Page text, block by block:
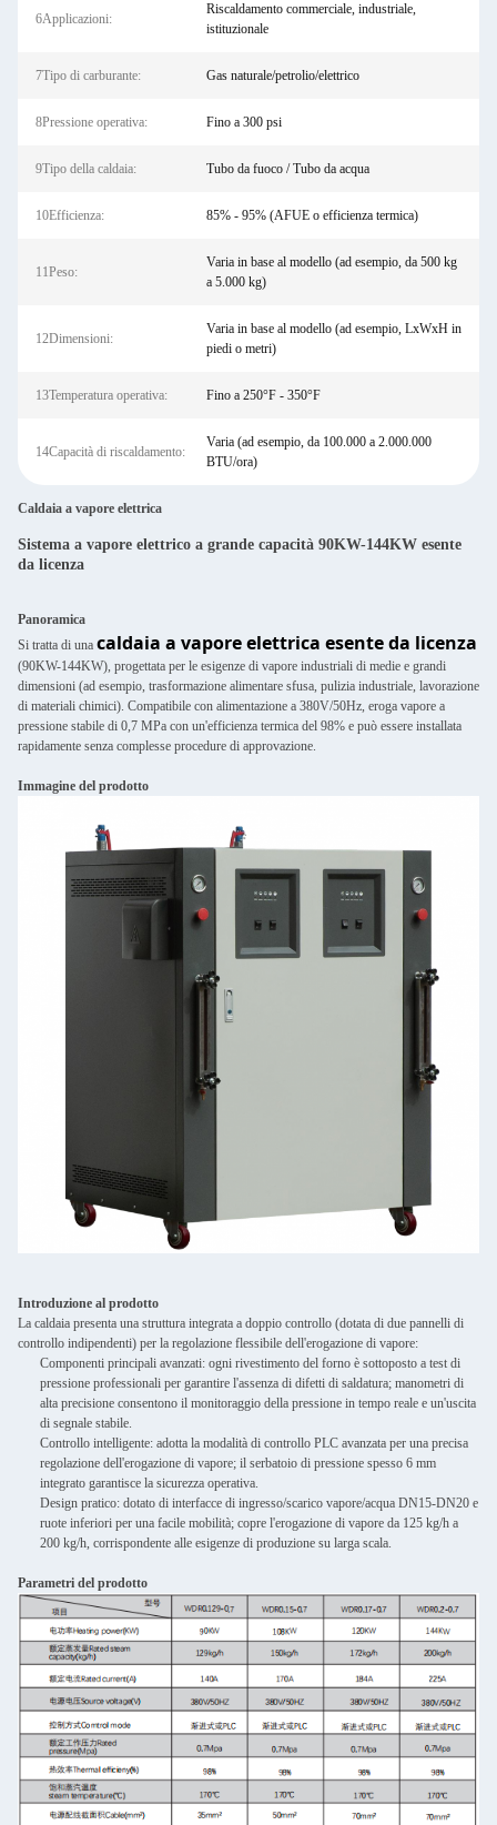
6Applicazioni:
Riscaldamento commerciale, industriale,
istituzionale
7Tipo di carburante: Gas naturale/petrolio/elettrico
8Pressione operativa: Fino a 300 psi
9Tipo della caldaia: Tubo da fuoco / Tubo da acqua
10Efficienza: 85% - 95% (AFUE o efficienza termica)
11Peso:
Varia in base al modello (ad esempio, da 500 kg
a 5.000 kg)
12Dimensioni:
Varia in base al modello (ad esempio, LxWxH in
piedi o metri)
13Temperatura operativa: Fino a 250°F - 350°F
14Capacità di riscaldamento:
Varia (ad esempio, da 100.000 a 2.000.000
BTU/ora)
Caldaia a vapore elettrica
Sistema a vapore elettrico a grande capacità 90KW-144KW esente
da licenza
Panoramica
Si tratta di una caldaia a vapore elettrica esente da licenza
(90KW-144KW), progettata per le esigenze di vapore industriali di medie e grandi
dimensioni (ad esempio, trasformazione alimentare sfusa, pulizia industriale, lavorazione
di materiali chimici). Compatibile con alimentazione a 380V/50Hz, eroga vapore a
pressione stabile di 0,7 MPa con un'efficienza termica del 98% e può essere installata
rapidamente senza complesse procedure di approvazione.
Immagine del prodotto
Introduzione al prodotto
La caldaia presenta una struttura integrata a doppio controllo (dotata di due pannelli di
controllo indipendenti) per la regolazione flessibile dell'erogazione di vapore:
Componenti principali avanzati: ogni rivestimento del forno è sottoposto a test di
pressione professionali per garantire l'assenza di difetti di saldatura; manometri di
alta precisione consentono il monitoraggio della pressione in tempo reale e un'uscita
di segnale stabile.
Controllo intelligente: adotta la modalità di controllo PLC avanzata per una precisa
regolazione dell'erogazione di vapore; il serbatoio di pressione spesso 6 mm
integrato garantisce la sicurezza operativa.
Design pratico: dotato di interfacce di ingresso/scarico vapore/acqua DN15-DN20 e
ruote inferiori per una facile mobilità; copre l'erogazione di vapore da 125 kg/h a
200 kg/h, corrispondente alle esigenze di produzione su larga scala.
Parametri del prodotto